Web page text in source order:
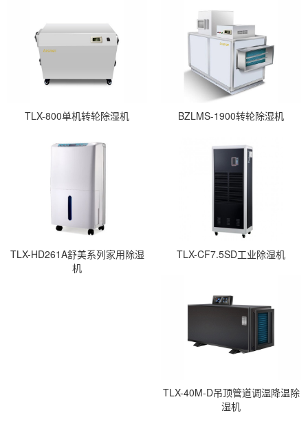
TLX-800单机转轮除湿机 BZLMS-1900转轮除湿机
TLX-HD261A舒美系列家用除湿
机
TLX-CF7.5SD工业除湿机
TLX-40M-D吊顶管道调温降温除
湿机